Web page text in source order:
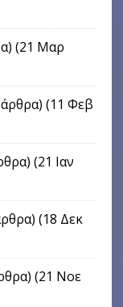
(21 Μαρ
(11 Φεβ
(21 Ιαν
(18 Δεκ
(21 Νοε